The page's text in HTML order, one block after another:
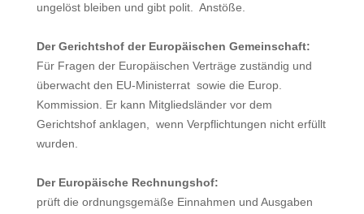
ungelöst bleiben und gibt polit. Anstöße.
Der Gerichtshof der Europäischen Gemeinschaft:
Für Fragen der Europäischen Verträge zuständig und
überwacht den EU-Ministerrat sowie die Europ.
Kommission. Er kann Mitgliedsländer vor dem
Gerichtshof anklagen, wenn Verpflichtungen nicht erfüllt
wurden.
Der Europäische Rechnungshof:
prüft die ordnungsgemäße Einnahmen und Ausgaben